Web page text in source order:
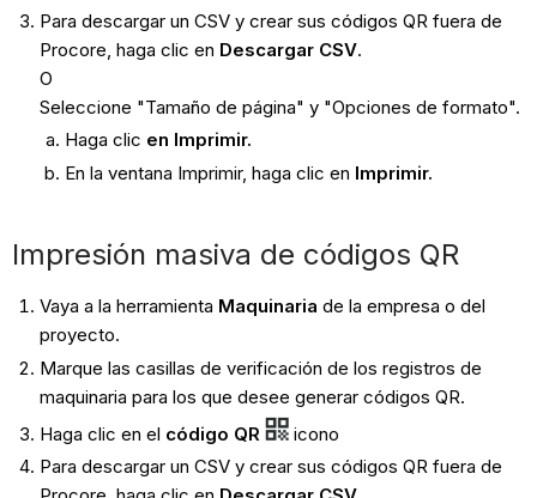
Para descargar un CSV y crear sus códigos QR fuera de
Procore, haga clic en Descargar CSV.
O
Seleccione "Tamaño de página" y "Opciones de formato".
Haga clic en Imprimir.
En la ventana Imprimir, haga clic en Imprimir.
Impresión masiva de códigos QR
Vaya a la herramienta Maquinaria de la empresa o del
proyecto.
Marque las casillas de verificación de los registros de
maquinaria para los que desee generar códigos QR.
Haga clic en el código QR
icono
Para descargar un CSV y crear sus códigos QR fuera de